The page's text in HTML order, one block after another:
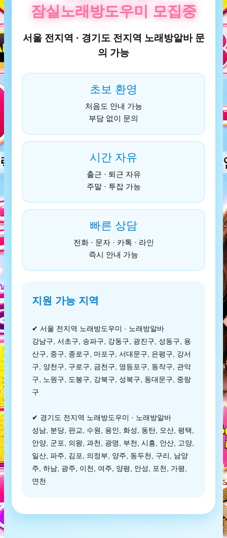
잠실노래방도우미 모집중
서울 전지역 · 경기도 전지역 노래방알바 문
의 가능
초보 환영
처음도 안내 가능
부담 없이 문의
시간 자유
출근 · 퇴근 자유
주말 · 투잡 가능
빠른 상담
전화 · 문자 · 카톡 · 라인
즉시 안내 가능
지원 가능 지역
✔ 서울 전지역 노래방도우미 · 노래방알바
강남구, 서초구, 송파구, 강동구, 광진구, 성동구, 용
산구, 중구, 종로구, 마포구, 서대문구, 은평구, 강서
구, 양천구, 구로구, 금천구, 영등포구, 동작구, 관악
구, 노원구, 도봉구, 강북구, 성북구, 동대문구, 중랑
구
✔ 경기도 전지역 노래방도우미 · 노래방알바
성남, 분당, 판교, 수원, 용인, 화성, 동탄, 오산, 평택,
안양, 군포, 의왕, 과천, 광명, 부천, 시흥, 안산, 고양,
일산, 파주, 김포, 의정부, 양주, 동두천, 구리, 남양
주, 하남, 광주, 이천, 여주, 양평, 안성, 포천, 가평,
연천